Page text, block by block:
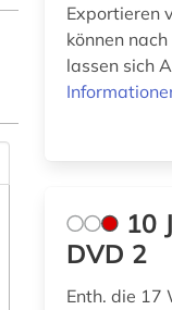
Exportieren
können
lassen sich
10
DVD 2
Enth. die 17